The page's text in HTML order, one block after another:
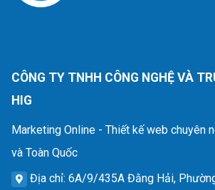
CÔNG TY TNHH CÔNG NGHỆ VÀ
HIG
Marketing Online - Thiết kế web chuyên
và Toàn Quốc
Địa chỉ: 6A/9/435A Đằng Hải,